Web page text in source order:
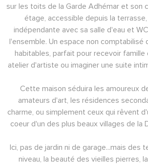
sur les toits de la Garde Adhémar et son
étage, accessible depuis la
indépendante avec sa salle d'eau et
l'ensemble. Un espace non comptabilisé
habitables, parfait pour recevoir famille
atelier d'artiste ou imaginer une suite
Cette maison séduira les amoureux
amateurs d'art, les résidences
charme, ou simplement ceux qui rêvent
coeur d'un des plus beaux villages de la
Ici, pas de jardin ni de garage...mais des
niveau, la beauté des vieilles pierres,